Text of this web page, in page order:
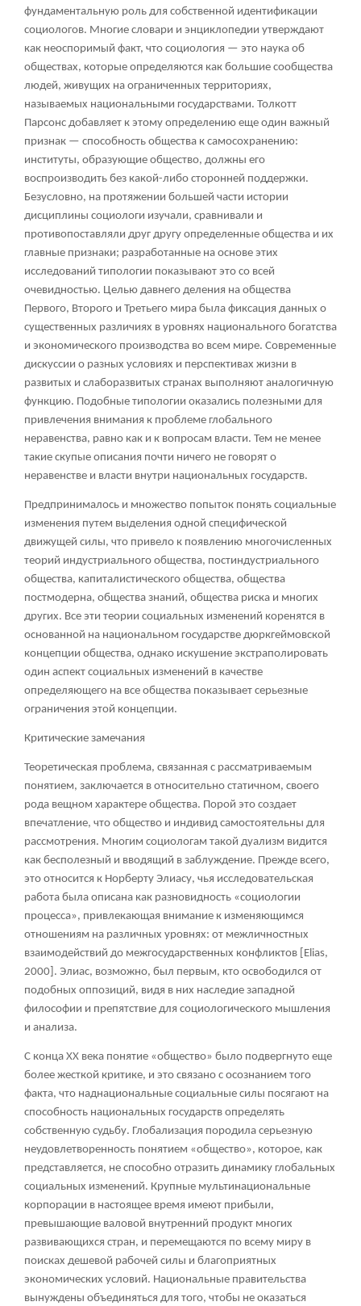
фундаментальную роль для собственной идентификации
социологов. Многие словари и энциклопедии утверждают
как неоспоримый факт, что социология — это наука об
обществах, которые определяются как большие сообщества
людей, живущих на ограниченных территориях,
называемых национальными государствами. Толкотт
Парсонс добавляет к этому определению еще один важный
признак — способность общества к самосохранению:
институты, образующие общество, должны его
воспроизводить без какой-либо сторонней поддержки.
Безусловно, на протяжении большей части истории
дисциплины социологи изучали, сравнивали и
противопоставляли друг другу определенные общества и их
главные признаки; разработанные на основе этих
исследований типологии показывают это со всей
очевидностью. Целью давнего деления на общества
Первого, Второго и Третьего мира была фиксация данных о
существенных различиях в уровнях национального богатства
и экономического производства во всем мире. Современные
дискуссии о разных условиях и перспективах жизни в
развитых и слаборазвитых странах выполняют аналогичную
функцию. Подобные типологии оказались полезными для
привлечения внимания к проблеме глобального
неравенства, равно как и к вопросам власти. Тем не менее
такие скупые описания почти ничего не говорят о
неравенстве и власти внутри национальных государств.
Предпринималось и множество попыток понять социальные
изменения путем выделения одной специфической
движущей силы, что привело к появлению многочисленных
теорий индустриального общества, постиндустриального
общества, капиталистического общества, общества
постмодерна, общества знаний, общества риска и многих
других. Все эти теории социальных изменений коренятся в
основанной на национальном государстве дюркгеймовской
концепции общества, однако искушение экстраполировать
один аспект социальных изменений в качестве
определяющего на все общества показывает серьезные
ограничения этой концепции.
Критические замечания
Теоретическая проблема, связанная с рассматриваемым
понятием, заключается в относительно статичном, своего
рода вещном характере общества. Порой это создает
впечатление, что общество и индивид самостоятельны для
рассмотрения. Многим социологам такой дуализм видится
как бесполезный и вводящий в заблуждение. Прежде всего,
это относится к Норберту Элиасу, чья исследовательская
работа была описана как разновидность «социологии
процесса», привлекающая внимание к изменяющимся
отношениям на различных уровнях: от межличностных
взаимодействий до межгосударственных конфликтов [Elias,
2000]. Элиас, возможно, был первым, кто освободился от
подобных оппозиций, видя в них наследие западной
философии и препятствие для социологического мышления
и анализа.
С конца XX века понятие «общество» было подвергнуто еще
более жесткой критике, и это связано с осознанием того
факта, что наднациональные социальные силы посягают на
способность национальных государств определять
собственную судьбу. Глобализация породила серьезную
неудовлетворенность понятием «общество», которое, как
представляется, не способно отразить динамику глобальных
социальных изменений. Крупные мультинациональные
корпорации в настоящее время имеют прибыли,
превышающие валовой внутренний продукт многих
развивающихся стран, и перемещаются по всему миру в
поисках дешевой рабочей силы и благоприятных
экономических условий. Национальные правительства
вынуждены объединяться для того, чтобы не оказаться